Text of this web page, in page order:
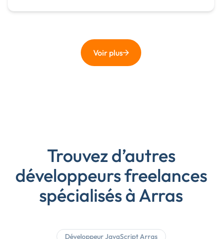
Voir plus
Trouvez d’autres
développeurs freelances
spécialisés à Arras
Développeur JavaScript Arras